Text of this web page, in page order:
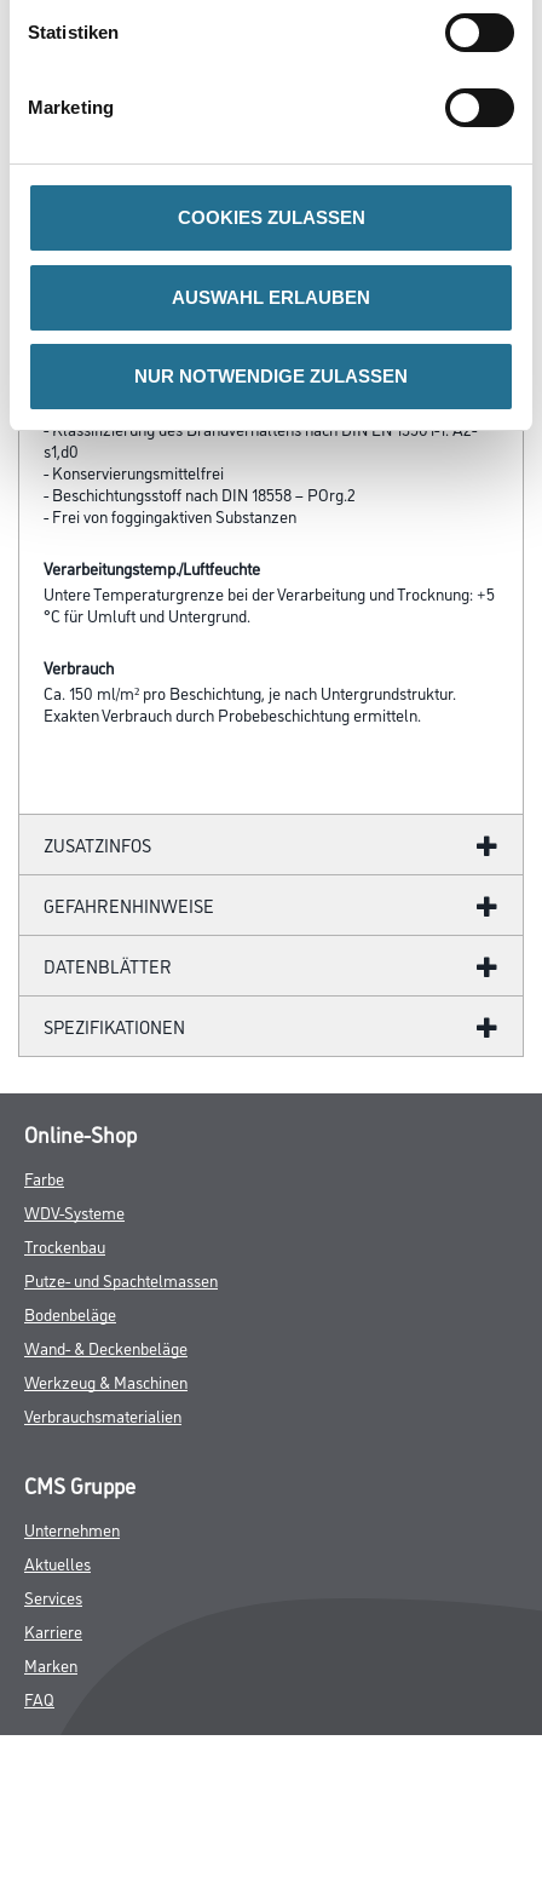
Statistiken
Marketing
COOKIES ZULASSEN
AUSWAHL ERLAUBEN
NUR NOTWENDIGE ZULASSEN
PRODUKTEIGENSCHAFTEN
Produkteigenschaft
- Wasserverdünnbar, umweltschonend und geruchsarm
- Diffusionsfähig
- Robust und unempfindlich gegen Stoß und Schlag
- Klassifizierung des Brandverhaltens nach DIN EN 13501-1: A2-
s1,d0
- Konservierungsmittelfrei
- Beschichtungsstoff nach DIN 18558 – POrg.2
- Frei von foggingaktiven Substanzen
Verarbeitungstemp./Luftfeuchte
Untere Temperaturgrenze bei der Verarbeitung und Trocknung: +5
°C für Umluft und Untergrund.
Verbrauch
Ca. 150 ml/m² pro Beschichtung, je nach Untergrundstruktur.
Exakten Verbrauch durch Probebeschichtung ermitteln.
ZUSATZINFOS
GEFAHRENHINWEISE
DATENBLÄTTER
SPEZIFIKATIONEN
Online-Shop
Farbe
WDV-Systeme
Trockenbau
Putze- und Spachtelmassen
Bodenbeläge
Wand- & Deckenbeläge
Werkzeug & Maschinen
Verbrauchsmaterialien
CMS Gruppe
Unternehmen
Aktuelles
Services
Karriere
Marken
FAQ